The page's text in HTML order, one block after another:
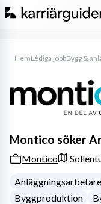
HemLediga jobbBygg &
Montico söker
Montico
Anläggningsarbetare
Byggproduktion